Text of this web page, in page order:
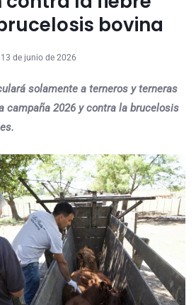
bovina
13 de junio de 2026
solamente a terneros y terneras
campaña 2026 y contra la brucelosis